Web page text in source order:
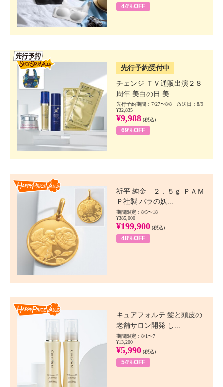
44%OFF
先行予約受付中
チェンジ ＴＶ通販出演２８
周年 美白の日 美...
先行予約期間：7/27〜8/8 放送日：8/9
¥32,835
¥9,988 (税込)
69%OFF
祈平 純金 ２．５ｇ ＰＡＭ
Ｐ社製 バラの妖...
期間限定：8/5〜18
¥385,000
¥199,900 (税込)
48%OFF
キュアフォルテ 髪と頭皮の
老舗サロン開発 し...
期間限定：8/1〜7
¥13,200
¥5,990 (税込)
54%OFF